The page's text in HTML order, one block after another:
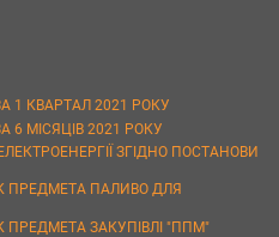
1 КВАРТАЛ 2021 РОКУ
6 МІСЯЦІВ 2021 РОКУ
ЗГІДНО ПОСТАНОВИ
ПРЕДМЕТА ПАЛИВО ДЛЯ
ЗАКУПІВЛІ "ППМ"